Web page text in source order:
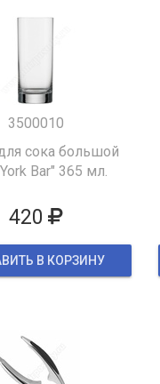
3500010
сока большой
Bar" 365 мл.
420
В КОРЗИНУ